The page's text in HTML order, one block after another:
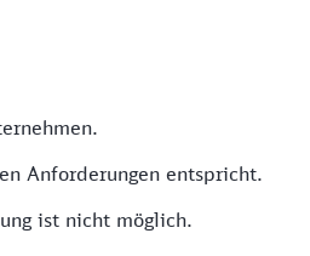
Anforderungen entspricht.
ist nicht möglich.